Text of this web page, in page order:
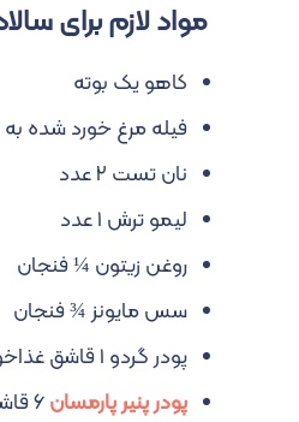
مواد لازم برای
کاهو یک بوته
فیله مرغ خورد شده به
نان تست ۲ عدد
لیمو ترش ۱ عدد
روغن زیتون ¼ فنجان
سس مایونز ¾ فنجان
پودر گردو ۱ قاشق غذاخوری
پودر پنیر پارمسان